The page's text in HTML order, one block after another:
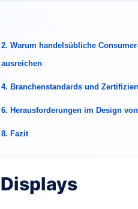
2. Warum handelsübliche
ausreichen
4. Branchenstandards und
6. Herausforderungen im Design
8. Fazit